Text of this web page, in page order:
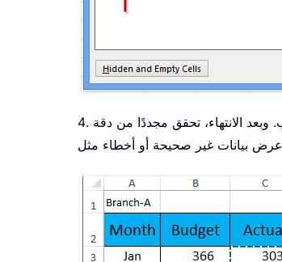
4. في مربع حوار تحرير السلسلة، أدخل اسم السلسلة وحدّد قيم السلاسل بالتنقل إلى ورقة العمل ذات الصلة وتحديد نطاق البيانات المطلوب. وبعد الانتهاء، تحقق مجددًا من دقة